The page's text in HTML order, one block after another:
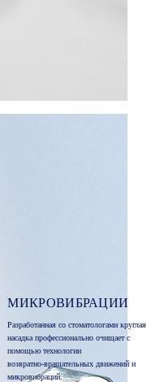
МИКРОВИБРАЦИИ
Разработанная со стоматологами круглая
насадка профессионально очищает с
помощью технологии
возвратно-вращательных движений и
микровибраций.